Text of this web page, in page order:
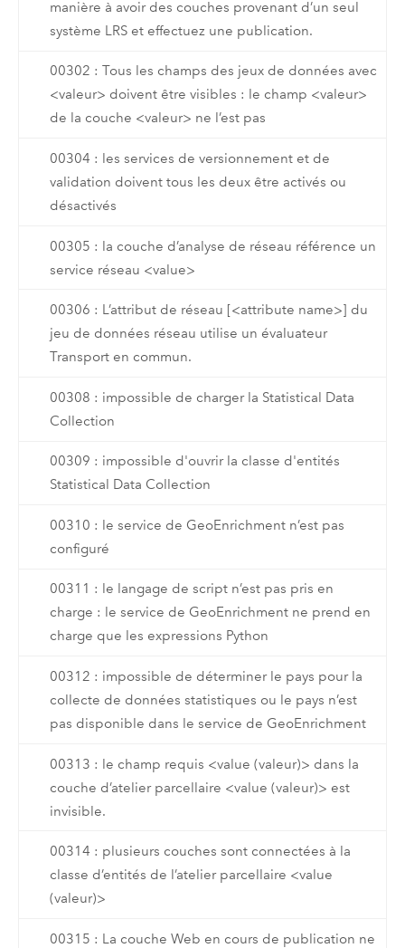
manière à avoir des couches provenant d’un seul
système LRS et effectuez une publication.
00302 : Tous les champs des jeux de données avec
<valeur> doivent être visibles : le champ <valeur>
de la couche <valeur> ne l’est pas
00304 : les services de versionnement et de
validation doivent tous les deux être activés ou
désactivés
00305 : la couche d’analyse de réseau référence un
service réseau <value>
00306 : L’attribut de réseau [<attribute name>] du
jeu de données réseau utilise un évaluateur
Transport en commun.
00308 : impossible de charger la Statistical Data
Collection
00309 : impossible d'ouvrir la classe d'entités
Statistical Data Collection
00310 : le service de GeoEnrichment n’est pas
configuré
00311 : le langage de script n’est pas pris en
charge : le service de GeoEnrichment ne prend en
charge que les expressions Python
00312 : impossible de déterminer le pays pour la
collecte de données statistiques ou le pays n’est
pas disponible dans le service de GeoEnrichment
00313 : le champ requis <value (valeur)> dans la
couche d’atelier parcellaire <value (valeur)> est
invisible.
00314 : plusieurs couches sont connectées à la
classe d’entités de l’atelier parcellaire <value
(valeur)>
00315 : La couche Web en cours de publication ne